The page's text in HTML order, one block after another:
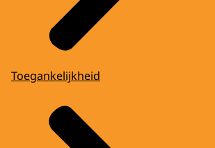
Toegankelijkheid